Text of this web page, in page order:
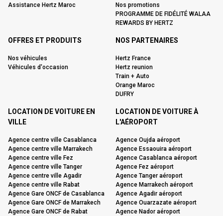
Assistance Hertz Maroc
Nos promotions
PROGRAMME DE FIDÉLITÉ WALAA
REWARDS BY HERTZ
OFFRES ET PRODUITS
Nos véhicules
Véhicules d'occasion
NOS PARTENAIRES
Hertz France
Hertz reunion
Train + Auto
Orange Maroc
DUFRY
LOCATION DE VOITURE EN
VILLE
Agence centre ville Casablanca
Agence centre ville Marrakech
Agence centre ville Fez
Agence centre ville Tanger
Agence centre ville Agadir
Agence centre ville Rabat
Agence Gare ONCF de Casablanca
Agence Gare ONCF de Marrakech
Agence Gare ONCF de Rabat
LOCATION DE VOITURE À
L'AÉROPORT
Agence Oujda aéroport
Agence Essaouira aéroport
Agence Casablanca aéroport
Agence Fez aéroport
Agence Tanger aéroport
Agence Marrakech aéroport
Agence Agadir aéroport
Agence Ouarzazate aéroport
Agence Nador aéroport